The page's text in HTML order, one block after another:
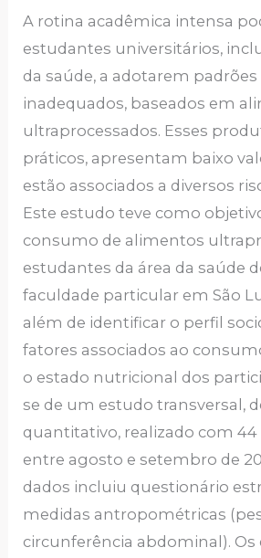
A rotina acadêmica intensa
estudantes universitários,
da saúde, a adotarem
inadequados, baseados em
ultraprocessados. Esses
práticos, apresentam baixo
estão associados a diversos
Este estudo teve como
consumo de alimentos
estudantes da área da saúde
faculdade particular em São
além de identificar o perfil
fatores associados ao
o estado nutricional dos
se de um estudo transversal,
quantitativo, realizado com
entre agosto e setembro de
dados incluiu questionário
medidas antropométricas
circunferência abdominal). Os